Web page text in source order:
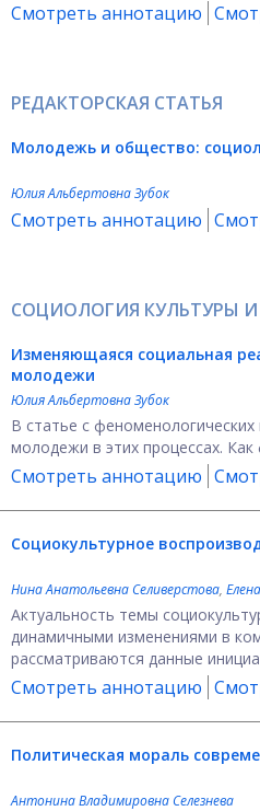
Смотреть аннотацию
РЕДАКТОРСКАЯ СТАТЬЯ
Молодежь и общество:
Юлия Альбертовна Зубок
Смотреть аннотацию
СОЦИОЛОГИЯ КУЛЬТУРЫ
Изменяющаяся социальная
молодежи
Юлия Альбертовна Зубок
В статье с
молодежи в этих процессах.
Смотреть аннотацию
Социокультурное
Нина Анатольевна Селиверстова,
Актуальность темы
динамичными изменениями в
рассматриваются данные
Смотреть аннотацию
Политическая мораль
Антонина Владимировна Селезнева